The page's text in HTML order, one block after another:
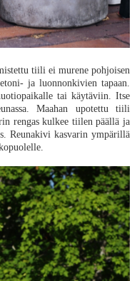
tiili ei murene pohjoisen
ja luonnonkivien tapaan.
tai käytäviin. Itse
Maahan upotettu tiili
rengas kulkee tiilen päällä ja
Reunakivi kasvarin ympärillä